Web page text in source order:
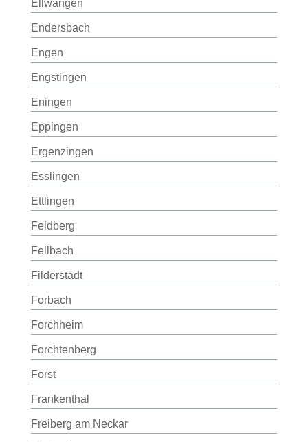
Ellwangen
Endersbach
Engen
Engstingen
Eningen
Eppingen
Ergenzingen
Esslingen
Ettlingen
Feldberg
Fellbach
Filderstadt
Forbach
Forchheim
Forchtenberg
Forst
Frankenthal
Freiberg am Neckar